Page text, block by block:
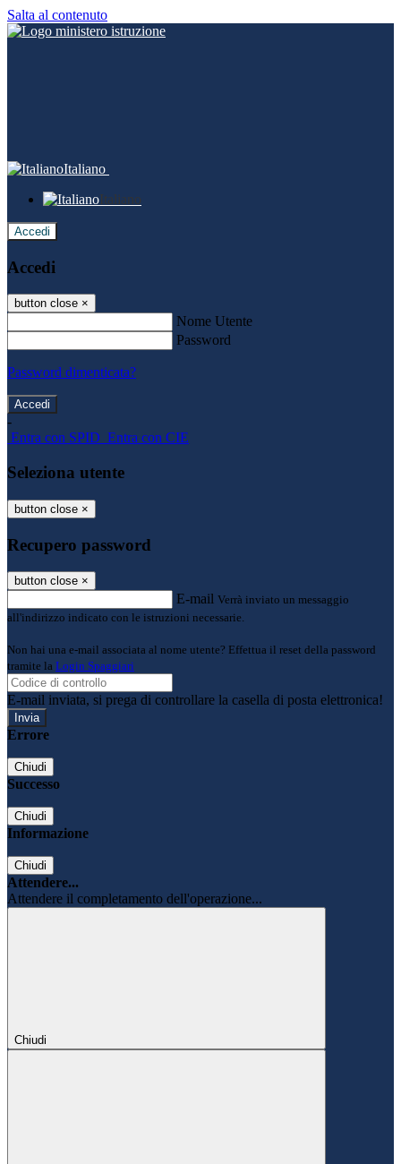
Salta al contenuto
Italiano
Italiano
Accedi
Accedi
button close ×
Nome Utente
Password
Password dimenticata?
-
Entra con SPID Entra con CIE
Seleziona utente
button close ×
Recupero password
button close ×
E-mail Verrà inviato un messaggio
all'indirizzo indicato con le istruzioni necessarie.
Non hai una e-mail associata al nome utente? Effettua il reset della password
tramite la Login Spaggiari
E-mail inviata, si prega di controllare la casella di posta elettronica!
Errore
Chiudi
Successo
Chiudi
Informazione
Chiudi
Attendere...
Attendere il completamento dell'operazione...
Chiudi